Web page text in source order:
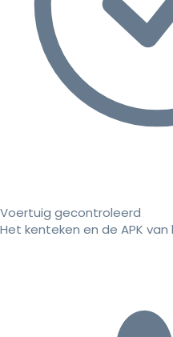
Voertuig gecontroleerd
Het kenteken en de APK